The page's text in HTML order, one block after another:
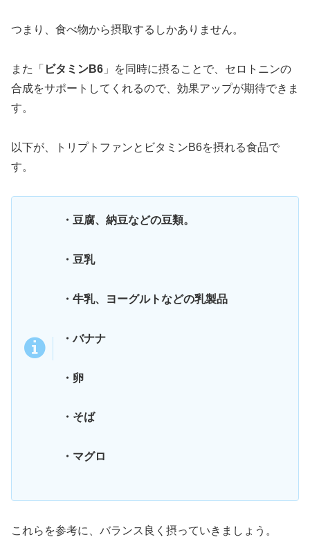
つまり、食べ物から摂取するしかありません。
また「 ビタミンB6 」を同時に摂ることで、セロトニンの
合成をサポートしてくれるので、効果アップが期待できま
す。
以下が、トリプトファンとビタミンB6を摂れる食品で
す。
・豆腐、納豆などの豆類。
・豆乳
・牛乳、ヨーグルトなどの乳製品
・バナナ
・卵
・そば
・マグロ
これらを参考に、バランス良く摂っていきましょう。